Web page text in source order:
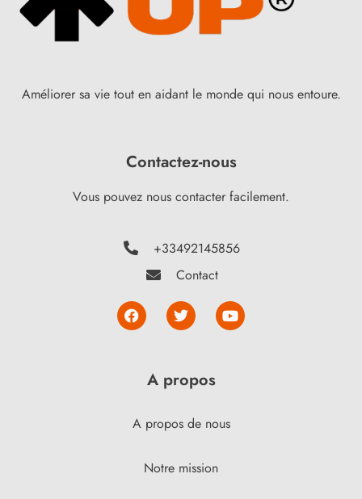
Améliorer sa vie tout en aidant le monde qui nous entoure.
Contactez-nous
Vous pouvez nous contacter facilement.
+33492145856
Contact
A propos
A propos de nous
Notre mission